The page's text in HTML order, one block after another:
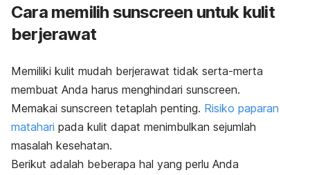
Cara memilih sunscreen untuk kulit
berjerawat
Memiliki kulit mudah berjerawat tidak serta-merta
membuat Anda harus menghindari sunscreen.
Memakai sunscreen tetaplah penting. Risiko paparan
matahari pada kulit dapat menimbulkan sejumlah
masalah kesehatan.
Berikut adalah beberapa hal yang perlu Anda